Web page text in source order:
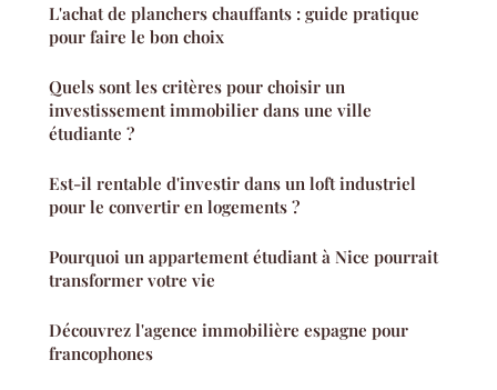
L'achat de planchers chauffants : guide pratique
pour faire le bon choix
Quels sont les critères pour choisir un
investissement immobilier dans une ville
étudiante ?
Est-il rentable d'investir dans un loft industriel
pour le convertir en logements ?
Pourquoi un appartement étudiant à Nice pourrait
transformer votre vie
Découvrez l'agence immobilière espagne pour
francophones